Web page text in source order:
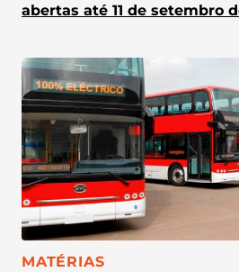
abertas até 11 de setembro
CATEGORIA:
MATÉRIAS